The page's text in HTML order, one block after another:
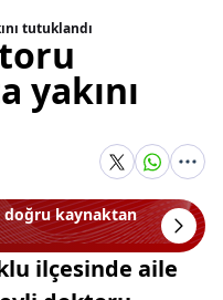
tutuklandı
yakını
doğru kaynaktan
ilçesinde aile